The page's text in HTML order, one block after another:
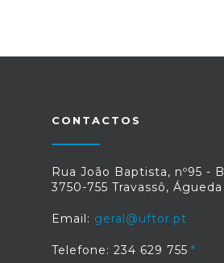
CONTACTOS
Rua João Baptista, nº95 - B
3750-755 Travassô, Águeda
Email: geral@uftor.pt
Telefone: 234 629 755